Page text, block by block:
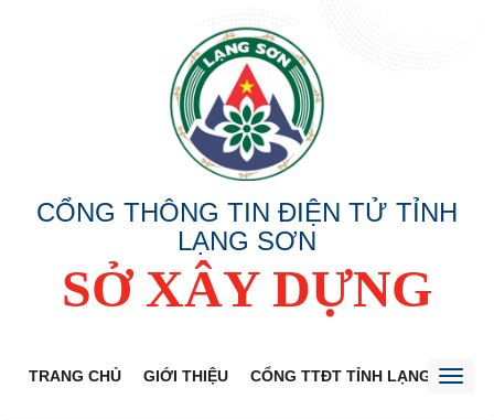
CỔNG THÔNG TIN ĐIỆN TỬ TỈNH
LẠNG SƠN
SỞ XÂY DỰNG
TRANG CHỦ GIỚI THIỆU CỔNG TTĐT TỈNH LẠNG SƠN